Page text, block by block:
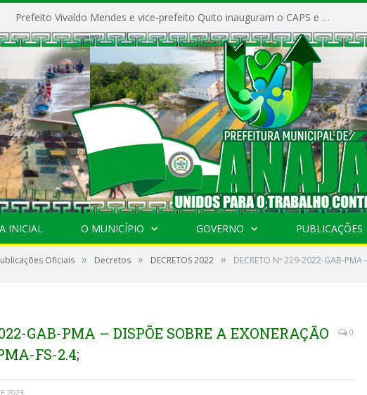
Prefeito Vivaldo Mendes e vice-prefeito Quito inauguram o CAPS e fortalecem a saúde pública em Anajás.
INICIAL O MUNICÍPIO GOVERNO PUBLICAÇÕES
Oficiais » Decretos » DECRETOS 2022 » DECRETO Nº 229-2022-GAB-PMA
GAB-PMA – DISPÕE SOBRE A EXONERAÇÃO
FS-2.4;
0
2023